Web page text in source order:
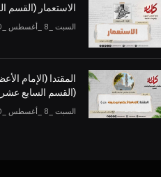
الاستعمار (القسم
السبت _8 _أغسطس _2026AH 8-8-2026AD
المقتدا (الإمام
(القسم السابع
السبت _8 _أغسطس _2026AH 8-8-2026AD